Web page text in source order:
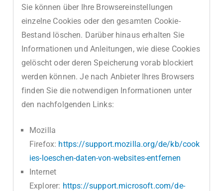
Sie können über Ihre Browsereinstellungen
einzelne Cookies oder den gesamten Cookie-
Bestand löschen. Darüber hinaus erhalten Sie
Informationen und Anleitungen, wie diese Cookies
gelöscht oder deren Speicherung vorab blockiert
werden können. Je nach Anbieter Ihres Browsers
finden Sie die notwendigen Informationen unter
den nachfolgenden Links:
Mozilla
Firefox: https://support.mozilla.org/de/kb/cook
ies-loeschen-daten-von-websites-entfernen
Internet
Explorer: https://support.microsoft.com/de-